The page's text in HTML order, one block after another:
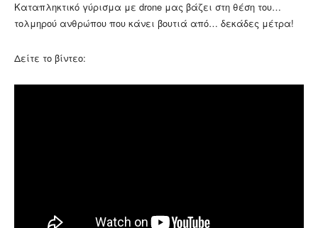
Καταπληκτικό γύρισμα με drone μας βάζει στη θέση του…
τολμηρού ανθρώπου που κάνει βουτιά από… δεκάδες μέτρα!
Δείτε το βίντεο: